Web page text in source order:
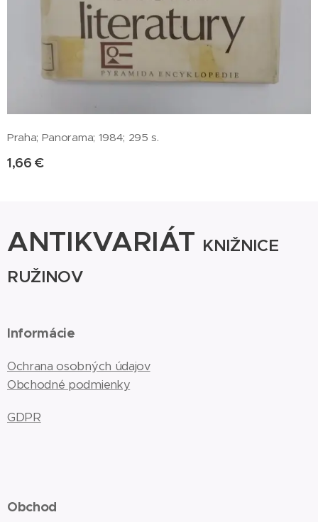
Praha; Panorama; 1984; 295 s.
1,66 €
ANTIKVARIÁT KNIŽNICE
RUŽINOV
Informácie
Ochrana osobných údajov
Obchodné podmienky
GDPR
Obchod